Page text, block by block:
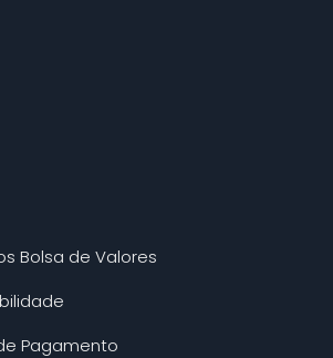
Bolsa de Valores
Pagamento